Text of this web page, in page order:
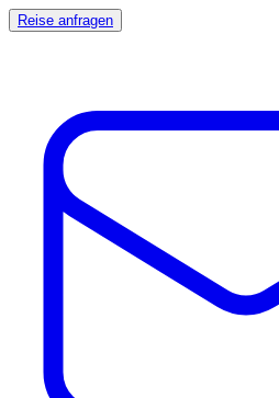
Reise anfragen